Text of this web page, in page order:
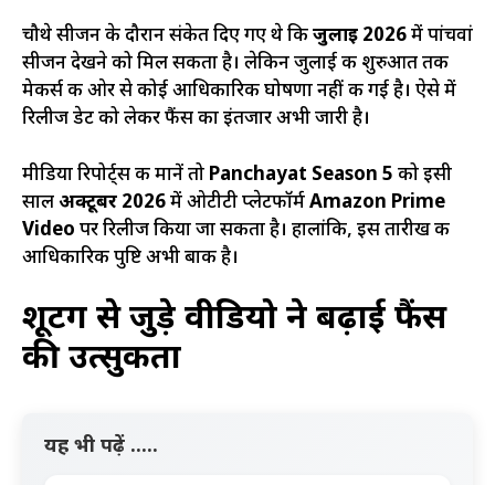
चौथे सीजन के दौरान संकेत दिए गए थे किजुलाई 2026में पांचवां
सीजन देखने को मिल सकता है। लेकिन जुलाई की शुरुआत तक
मेकर्स की ओर से कोई आधिकारिक घोषणा नहीं की गई है। ऐसे में
रिलीज डेट को लेकर फैंस का इंतजार अभी जारी है।
मीडिया रिपोर्ट्स की मानें तो Panchayat Season 5 को इसी
सालअक्टूबर 2026में ओटीटी प्लेटफॉर्मAmazon Prime
Video पर रिलीज किया जा सकता है। हालांकि, इस तारीख की
आधिकारिक पुष्टि अभी बाकी है।
शूटिंग से जुड़े वीडियो ने बढ़ाई फैंस
की उत्सुकता
यह भी पढ़ें .....